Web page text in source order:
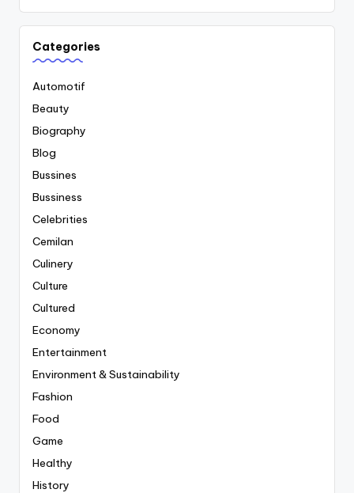
Categories
Automotif
Beauty
Biography
Blog
Bussines
Bussiness
Celebrities
Cemilan
Culinery
Culture
Cultured
Economy
Entertainment
Environment & Sustainability
Fashion
Food
Game
Healthy
History